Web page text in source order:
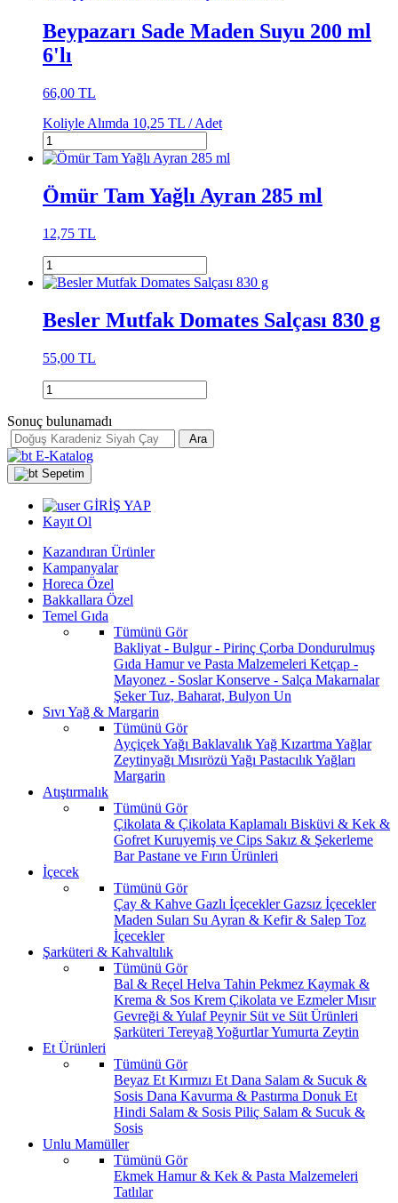
Beypazarı Sade Maden Suyu 200 ml
6'lı
66,00 TL
Koliyle Alımda 10,25 TL /Adet
Ömür Tam Yağlı Ayran 285 ml
12,75 TL
Besler Mutfak Domates Salçası 830 g
55,00 TL
Sonuç bulunamadı
Ara
E-Katalog
Sepetim
GİRİŞ YAP
Kayıt Ol
Kazandıran Ürünler
Kampanyalar
Horeca Özel
Bakkallara Özel
Temel Gıda
Tümünü Gör
Bakliyat - Bulgur - Pirinç Çorba Dondurulmuş
Gıda Hamur ve Pasta Malzemeleri Ketçap -
Mayonez - SoslarKonserve - Salça Makarnalar
ŞekerTuz, Baharat, Bulyon Un
Sıvı Yağ & Margarin
Tümünü Gör
Ayçiçek Yağı Baklavalık Yağ Kızartma Yağlar
Zeytinyağı Mısırözü Yağı Pastacılık Yağları
Margarin
Atıştırmalık
Tümünü Gör
Çikolata & Çikolata Kaplamalı Bisküvi & Kek &
Gofret Kuruyemiş ve Cips Sakız & Şekerleme
BarPastane ve Fırın Ürünleri
İçecek
Tümünü Gör
Çay & Kahve Gazlı İçeceklerGazsız İçecekler
Maden Suları Su Ayran & Kefir & Salep Toz
İçecekler
Şarküteri & Kahvaltılık
Tümünü Gör
Bal & Reçel Helva Tahin Pekmez Kaymak &
Krema & Sos Krem Çikolata ve EzmelerMısır
Gevreği & YulafPeynir Süt ve Süt Ürünleri
Şarküteri TereyağYoğurtlarYumurta Zeytin
Et Ürünleri
Tümünü Gör
Beyaz Et Kırmızı Et Dana Salam & Sucuk &
Sosis Dana Kavurma & Pastırma Donuk Et
Hindi Salam & Sosis Piliç Salam & Sucuk &
Sosis
Unlu Mamüller
Tümünü Gör
Ekmek Hamur & Kek & Pasta Malzemeleri
Tatlılar